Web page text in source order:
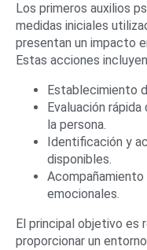
Los primeros auxilios
medidas iniciales
presentan un impacto
Estas acciones
Establecimiento
Evaluación
la persona.
Identificación y
disponibles.
emocionales.
El principal objetivo es
proporcionar un